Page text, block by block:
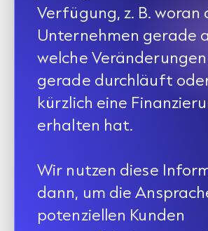
Verfügung, z. B. woran
Unternehmen gerade
welche Veränderungen
gerade durchläuft
kürzlich eine
erhalten hat.
Wir nutzen diese
dann, um die
potenziellen Kunden